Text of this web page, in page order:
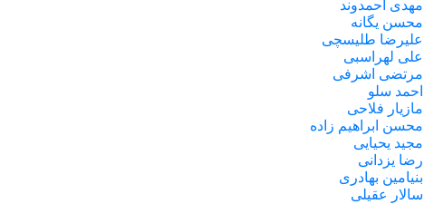
مهدی احمدوند
محسن یگانه
علیرضا طلیسچی
علی لهراسبی
مرتضی اشرفی
احمد سلو
مازیار فلاحی
محسن ابراهیم زاده
مجید یحیایی
رضا یزدانی
بنیامین بهادری
سالار عقیلی